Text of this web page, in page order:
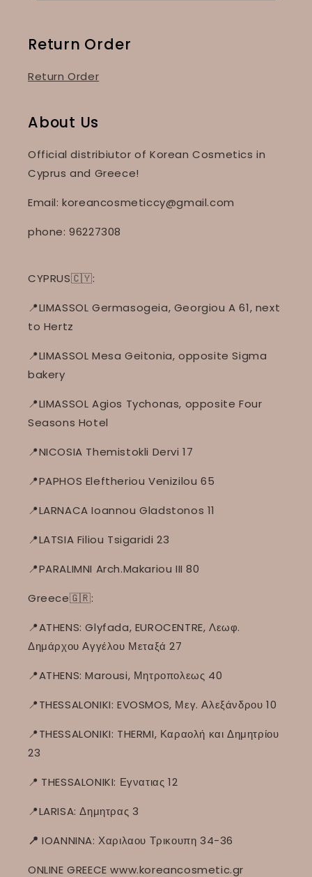
Return Order
Return Order
About Us
Official distribiutor of Korean Cosmetics in
Cyprus and Greece!
Email: koreancosmeticcy@gmail.com
phone: 96227308
CYPRUS🇨🇾:
📍LIMASSOL Germasogeia, Georgiou A 61, next
to Hertz
📍LIMASSOL Mesa Geitonia, opposite Sigma
bakery
📍LIMASSOL Agios Tychonas, opposite Four
Seasons Hotel
📍NICOSIA Themistokli Dervi 17
📍PAPHOS Eleftheriou Venizilou 65
📍LARNACA Ioannou Gladstonos 11
📍LATSIA Filiou Tsigaridi 23
📍PARALIMNI Arch.Makariou III 80
Greece🇬🇷:
📍ATHENS: Glyfada, EUROCENTRE, Λεωφ.
Δημάρχου Αγγέλου Μεταξά 27
📍ATHENS: Marousi, Μητροπολεως 40
📍THESSALONIKI: EVOSMOS, Μεγ. Αλεξάνδρου 10
📍THESSALONIKI: THERMI, Καραολή και Δημητρίου
23
📍 THESSALONIKI: Εγνατιας 12
📍LARISA: Δημητρας 3
📍 IOANNINA: Χαριλαου Τρικουπη 34-36
ONLINE GREECE www.koreancosmetic.gr